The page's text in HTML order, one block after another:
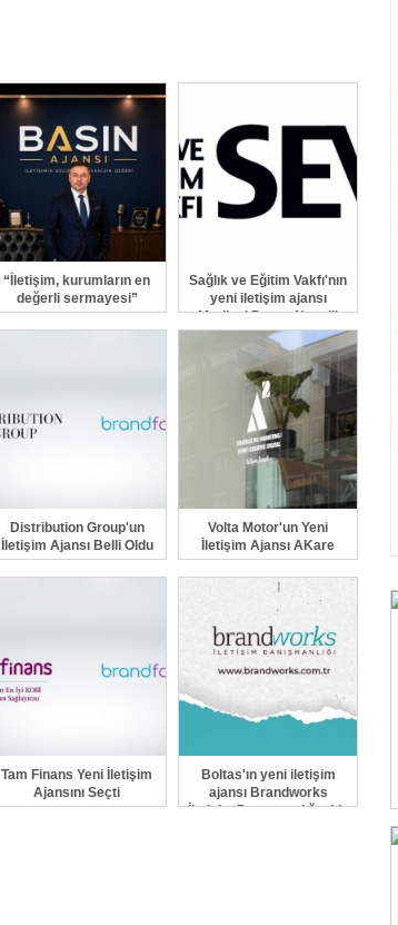
“İletişim, kurumların en
değerli sermayesi”
Sağlık ve Eğitim Vakfı'nın
yeni iletişim ajansı
Marjinal Porter Novelli
oldu
Distribution Group'un
İletişim Ajansı Belli Oldu
Volta Motor'un Yeni
İletişim Ajansı AKare
Tam Finans Yeni İletişim
Ajansını Seçti
Boltas'ın yeni iletişim
ajansı Brandworks
İletişim Danışmanlığı oldu